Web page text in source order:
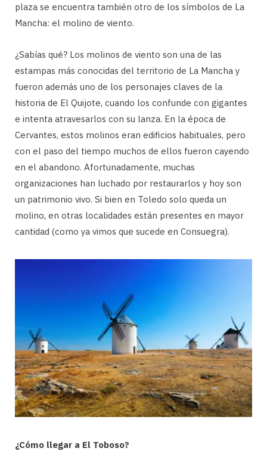
plaza se encuentra también otro de los símbolos de La
Mancha: el molino de viento.
¿Sabías qué? Los molinos de viento son una de las
estampas más conocidas del territorio de La Mancha y
fueron además uno de los personajes claves de la
historia de El Quijote, cuando los confunde con gigantes
e intenta atravesarlos con su lanza. En la época de
Cervantes, estos molinos eran edificios habituales, pero
con el paso del tiempo muchos de ellos fueron cayendo
en el abandono. Afortunadamente, muchas
organizaciones han luchado por restaurarlos y hoy son
un patrimonio vivo. Si bien en Toledo solo queda un
molino, en otras localidades están presentes en mayor
cantidad (como ya vimos que sucede en Consuegra).
¿Cómo llegar a El Toboso?